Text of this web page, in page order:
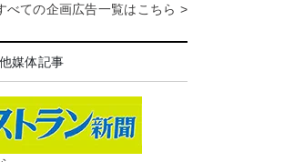
べての企画広告一覧はこちら >
媒体記事